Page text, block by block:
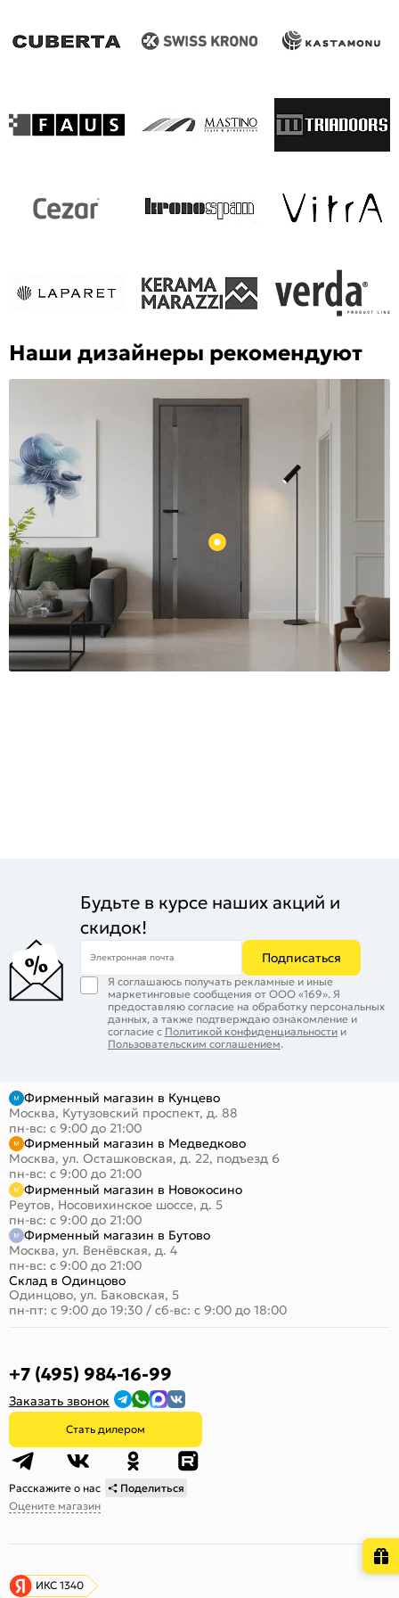
Наши дизайнеры рекомендуют
Будьте в курсе наших акций и
скидок!
Электронная почта Подписаться
Я соглашаюсь получать рекламные и иные
маркетинговые сообщения от ООО «169». Я
предоставляю согласие на обработку персональных
данных, а также подтверждаю ознакомление и
согласие с Политикой конфиденциальности и
Пользовательским соглашением.
Фирменный магазин в Кунцево
Москва, Кутузовский проспект, д. 88
пн-вс: с 9:00 до 21:00
Фирменный магазин в Медведково
Москва, ул. Осташковская, д. 22, подъезд 6
пн-вс: с 9:00 до 21:00
Фирменный магазин в Новокосино
Реутов, Носовихинское шоссе, д. 5
пн-вс: с 9:00 до 21:00
Фирменный магазин в Бутово
Москва, ул. Венёвская, д. 4
пн-вс: с 9:00 до 21:00
Склад в Одинцово
Одинцово, ул. Баковская, 5
пн-пт: с 9:00 до 19:30 / сб-вс: с 9:00 до 18:00
+7 (495) 984-16-99
Заказать звонок
Стать дилером
Расскажите о нас
Поделиться
Оцените магазин
ИКС 1340